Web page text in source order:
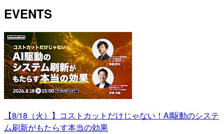
EVENTS
【8/18（火）】コストカットだけじゃない！AI駆動のシステ
ム刷新がもたらす本当の効果